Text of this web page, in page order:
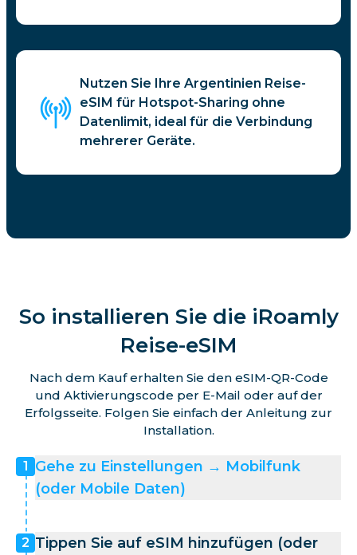
Nutzen Sie Ihre Argentinien Reise-
eSIM für Hotspot-Sharing ohne
Datenlimit, ideal für die Verbindung
mehrerer Geräte.
So installieren Sie die iRoamly
Reise-eSIM
Nach dem Kauf erhalten Sie den eSIM-QR-Code
und Aktivierungscode per E-Mail oder auf der
Erfolgsseite. Folgen Sie einfach der Anleitung zur
Installation.
1 Gehe zu Einstellungen → Mobilfunk
(oder Mobile Daten)
2 Tippen Sie auf eSIM hinzufügen (oder